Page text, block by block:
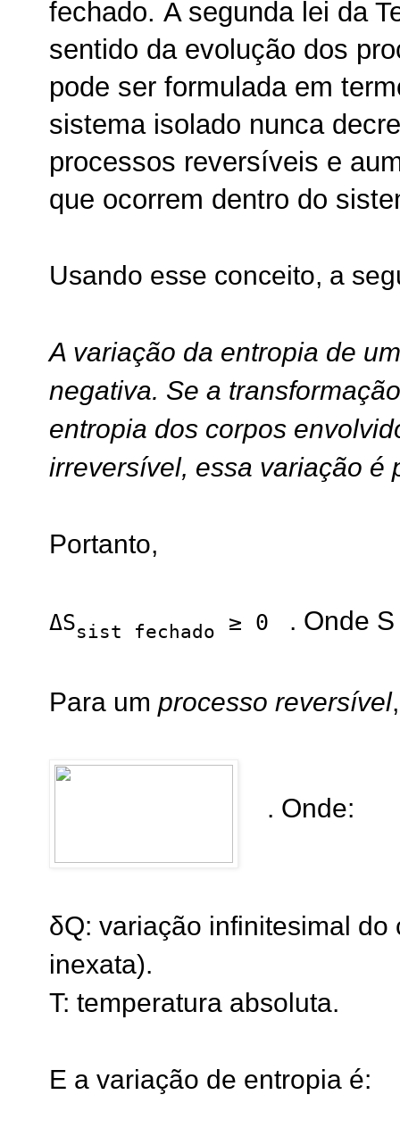
fechado. A segunda lei da
sentido da evolução dos
pode ser formulada em
sistema isolado nunca
processos reversíveis e
que ocorrem dentro do
Usando esse conceito, a
A variação da entropia de
negativa. Se a
entropia dos corpos
irreversível, essa variação é
Portanto,
ΔSsist fechado ≥ 0 . Onde
Para um processo reversível
. Onde:
δQ: variação infinitesimal
inexata).
T: temperatura absoluta.
E a variação de entropia é: